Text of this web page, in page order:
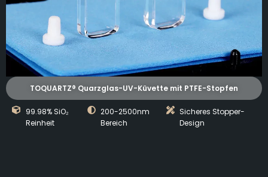
TOQUARTZ® Quarzglas-UV-Küvette mit PTFE-Stopfen
99.98% SiO₂
Reinheit
200-2500nm
Bereich
Sicheres Stopper-
Design